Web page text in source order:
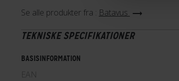
vælte på din cykel
Se alle produkter fra : Batavus
TEKNISKE SPECIFIKATIONER
BASISINFORMATION
EAN